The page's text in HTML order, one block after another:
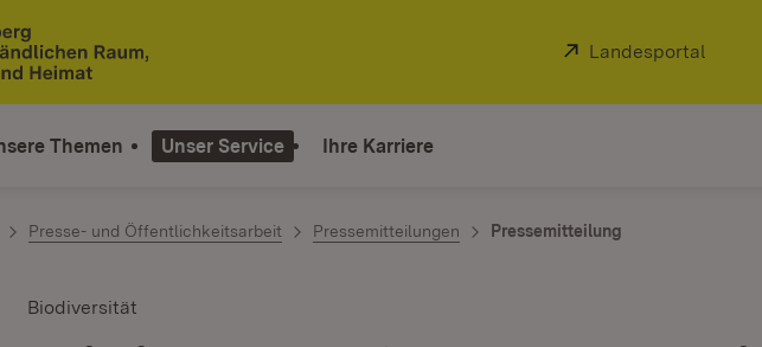
Extern:
Landesportal
Themen Unser Service Ihre Karriere
Presse- und Öffentlichkeitsarbeit Pressemitteilungen Pressemitteilung
Biodiversität